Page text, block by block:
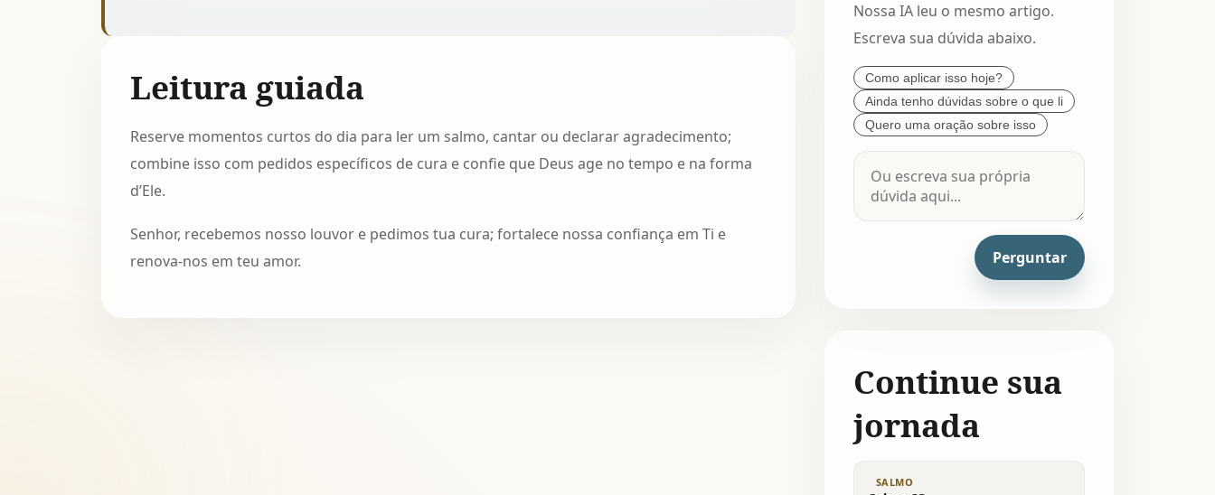
Leitura guiada
Reserve momentos curtos do dia para ler um salmo, cantar ou declarar agradecimento;
combine isso com pedidos específicos de cura e confie que Deus age no tempo e na forma
d’Ele.
Senhor, recebemos nosso louvor e pedimos tua cura; fortalece nossa confiança em Ti e
renova-nos em teu amor.
Nossa IA leu o mesmo artigo.
Escreva sua dúvida abaixo.
Como aplicar isso hoje?
Ainda tenho dúvidas sobre o que li
Quero uma oração sobre isso
Perguntar
Continue sua
jornada
SALMO